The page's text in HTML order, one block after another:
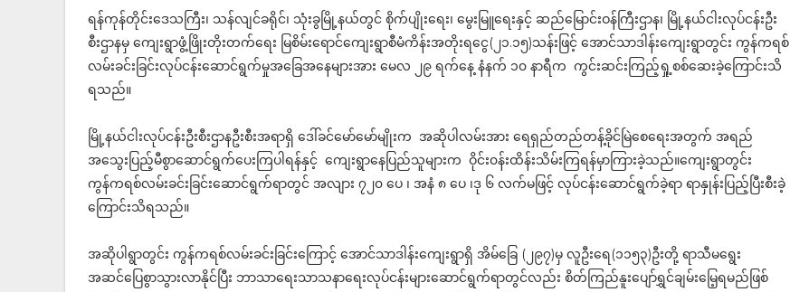
ရန်ကုန်တိုင်းဒေသကြီး၊ သန်လျင်ခရိုင်၊ သုံးခွမြို့နယ်တွင် စိုက်ပျိုးရေး၊ မွေးမြူရေးနှင့် ဆည်မြောင်းဝန်ကြီးဌာန၊ မြို့နယ်ငါးလုပ်ငန်းဦး
စီးဌာနမှ ကျေးရွာဖွံ့ဖြိုးတိုးတက်ရေး မြစိမ်းရောင်ကျေးရွာစီမံကိန်းအတိုးရငွေ(၂၁.၁၅)သန်းဖြင့် အောင်သာဒါန်းကျေးရွာတွင်း ကွန်ကရစ်
လမ်းခင်းခြင်းလုပ်ငန်းဆောင်ရွက်မှုအခြေအနေများအား မေလ ၂၉ ရက်နေ့ နံနက် ၁၀ နာရီက ကွင်းဆင်းကြည့်ရှု့စစ်ဆေးခဲ့ကြောင်းသိ
ရသည်။
မြို့နယ်ငါးလုပ်ငန်းဦးစီးဌာနဦးစီးအရာရှိ ဒေါ်ခင်မော်မော်မျိုးက အဆိုပါလမ်းအား ရေရှည်တည်တန့်ခိုင်မြဲစေရေးအတွက် အရည်
အ‌သွေးပြည့်မီစွာဆောင်ရွက်‌ပေးကြပါရန်နှင့် ကျေးရွာနေပြည်သူများက ဝိုင်း၀န်းထိန်းသိမ်းကြရန်မှာကြားခဲ့သည်။ကျေးရွာတွင်း
ကွန်ကရစ်လမ်းခင်းခြင်းဆောင်ရွက်ရာတွင် အလျား ၇၂၀ ပေ ၊ အနံ ၈ ပေ ၊ဒု ၆ လက်မဖြင့် လုပ်ငန်းဆောင်ရွက်ခဲ့ရာ ရာနှုန်းပြည့်ပြီးစီးခဲ့
ကြောင်းသိရသည်။
အဆိုပါရွာတွင်း ကွန်ကရစ်လမ်းခင်းခြင်းကြောင့် အောင်သာဒါန်းကျေးရွာရှိ အိမ်ခြေ (၂၉၇)မှ လူဦးရေ(၁၁၅၃)ဦးတို့ ရာသီမရွေး
အဆင်‌ပြေစွာသွားလာနိုင်ပြီး ဘာသာ‌ရေးသာသနာရေးလုပ်ငန်းများဆောင်ရွက်ရာတွင်လည်း စိတ်ကြည်နူးပျော်ရွှင်ချမ်းမြေ့ရမည်ဖြစ်